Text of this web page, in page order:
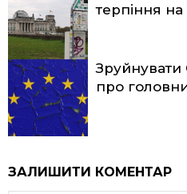
терпіння
про
ЗАЛИШИТИ КОМЕНТАР